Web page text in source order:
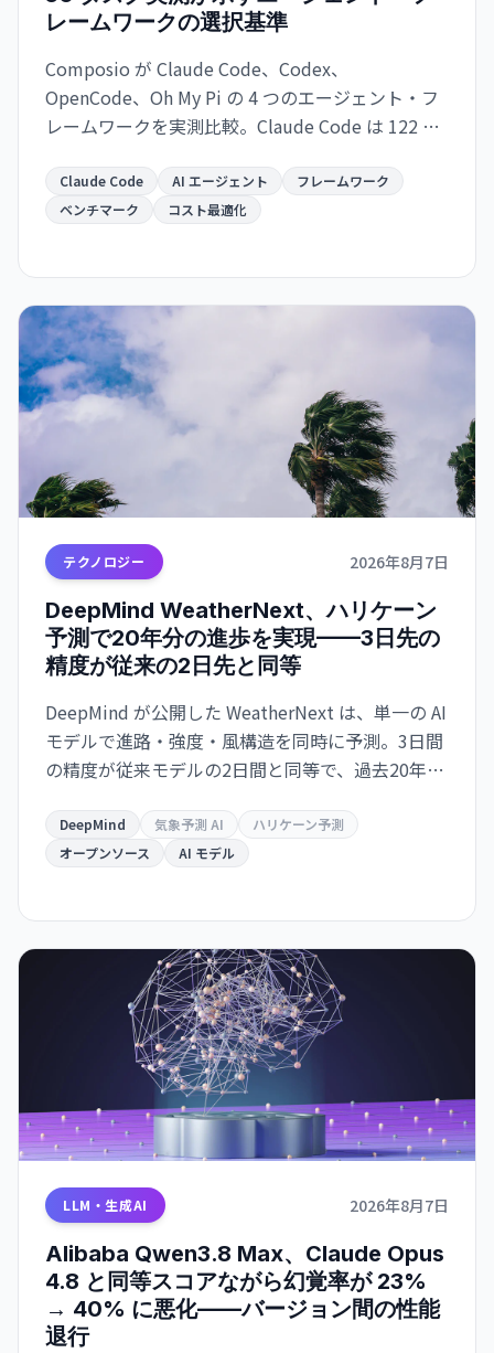
レームワークの選択基準
Composio が Claude Code、Codex、
OpenCode、Oh My Pi の 4 つのエージェント・フ
レームワークを実測比較。Claude Code は 122 秒/
は $0.073 で 2.7 倍安いが遅い。成功率は接近。速
度か価格か、用途で選別が必須。
Claude Code AI エージェント
フレームワーク
ベンチマーク
コスト最適化
テクノロジー 2026年8月7日
DeepMind WeatherNext、ハリケーン
予測で20年分の進歩を実現——3日先の
精度が従来の2日先と同等
DeepMind が公開した WeatherNext は、単一の AI
モデルで進路・強度・風構造を同時に予測。3日間
の精度が従来モデルの2日間と同等で、過去20年の
た。GitHub でオープンソース化。
DeepMind 気象予測 AI
ハリケーン予測
オープンソース
AI モデル
LLM・生成AI 2026年8月7日
Alibaba Qwen3.8 Max、Claude Opus
4.8 と同等スコアながら幻覚率が 23%
→ 40% に悪化——バージョン間の性能
退行